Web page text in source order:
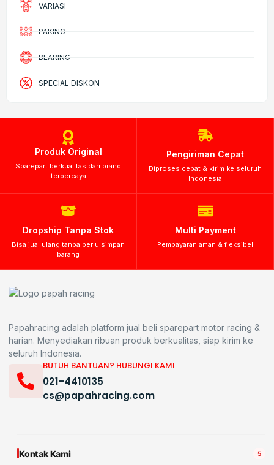
VARIASI
PAKING
BEARING
SPECIAL DISKON
Produk Original
Sparepart berkualitas dari brand
terpercaya
Pengiriman Cepat
Diproses cepat & kirim ke seluruh
Indonesia
Dropship Tanpa Stok
Bisa jual ulang tanpa perlu simpan
barang
Multi Payment
Pembayaran aman & fleksibel
Papahracing adalah platform jual beli sparepart motor racing &
harian. Menyediakan ribuan produk berkualitas, siap kirim ke
seluruh Indonesia.
BUTUH BANTUAN? HUBUNGI KAMI
021-4410135
cs@papahracing.com
Kontak Kami 5